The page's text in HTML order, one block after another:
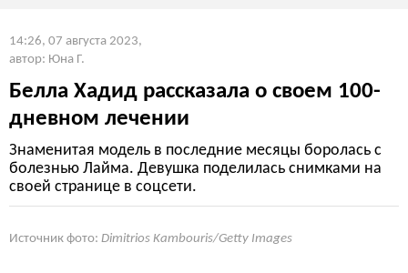
14:26, 07 августа 2023,
автор: Юна Г.
Белла Хадид рассказала о своем 100-
дневном лечении
Знаменитая модель в последние месяцы боролась с
болезнью Лайма. Девушка поделилась снимками на
своей странице в соцсети.
Источник фото: Dimitrios Kambouris/Getty Images